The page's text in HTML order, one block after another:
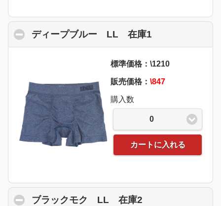
ディープブルー LL 在庫1
標準価格：\1210
販売価格： \847
購入数
0
カートに入れる
ブラックモク LL 在庫2